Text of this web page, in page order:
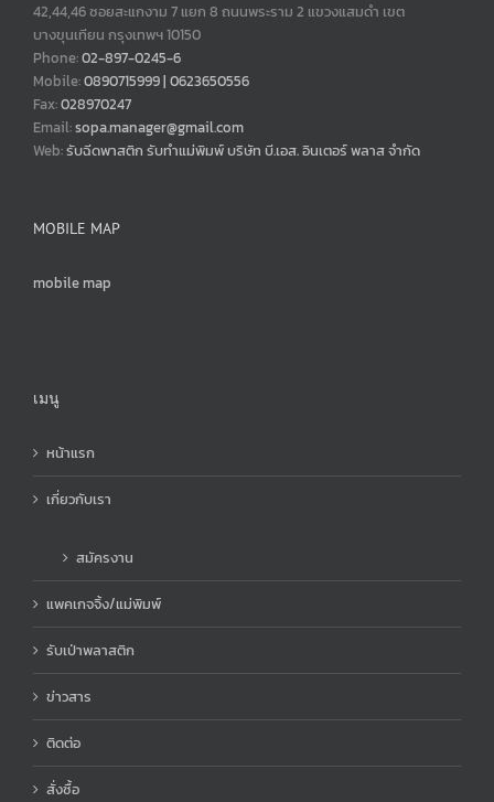
42,44,46 ซอยสะแกงาม 7 แยก 8 ถนนพระราม 2 แขวงแสมดำ เขต
บางขุนเทียน กรุงเทพฯ 10150
Phone:02-897-0245-6
Mobile:0890715999 | 0623650556
Fax:028970247
Email:sopa.manager@gmail.com
Web:รับฉีดพาสติก รับทำแม่พิมพ์ บริษัท บี.เอส. อินเตอร์ พลาส จำกัด
MOBILE MAP
mobile map
เมนู
หน้าแรก
เกี่ยวกับเรา
สมัครงาน
แพคเกจจิ้ง/แม่พิมพ์
รับเป่าพลาสติก
ข่าวสาร
ติดต่อ
สั่งซื้อ